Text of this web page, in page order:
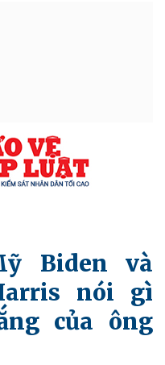
Biden và
nói gì
của ông